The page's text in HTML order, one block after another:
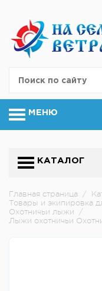
МЕНЮ
КАТАЛОГ
Главная страница /
Товары и экипировка
Охотничьи лыжи
/
Лыжи охотничьи